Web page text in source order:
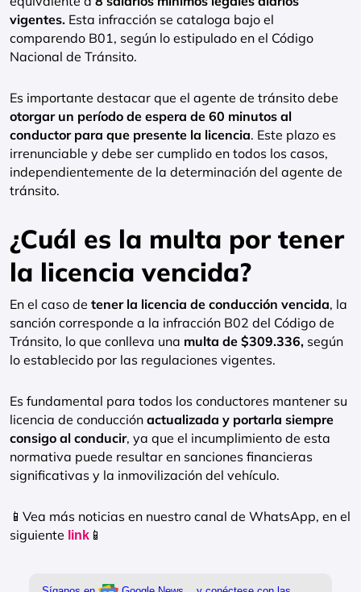
vigentes. Esta infracción se cataloga bajo el
comparendo B01, según lo estipulado en el Código
Nacional de Tránsito.
Es importante destacar que el agente de tránsito debe
otorgar un período de espera de 60 minutos al
conductor para que presente la licencia. Este plazo es
irrenunciable y debe ser cumplido en todos los casos,
independientemente de la determinación del agente de
tránsito.
¿Cuál es la multa por tener
la licencia vencida?
En el caso de tener la licencia de conducción vencida, la
sanción corresponde a la infracción B02 del Código de
Tránsito, lo que conlleva una multa de $309.336, según
lo establecido por las regulaciones vigentes.
Es fundamental para todos los conductores mantener su
licencia de conducción actualizada y portarla siempre
consigo al conducir, ya que el incumplimiento de esta
normativa puede resultar en sanciones financieras
significativas y la inmovilización del vehículo.
📱Vea más noticias en nuestro canal de WhatsApp, en el
siguiente link 📱